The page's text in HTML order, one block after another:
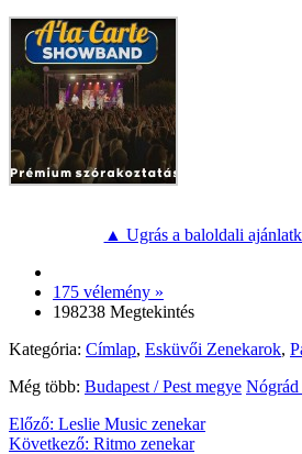
▲ Ugrás a baloldali
175 vélemény »
198238 Megtekintés
Kategória: Címlap, Esküvői Zenekarok,
Még több: Budapest / Pest megye Nógrád
Előző: Leslie Music zenekar
Következő: Ritmo zenekar